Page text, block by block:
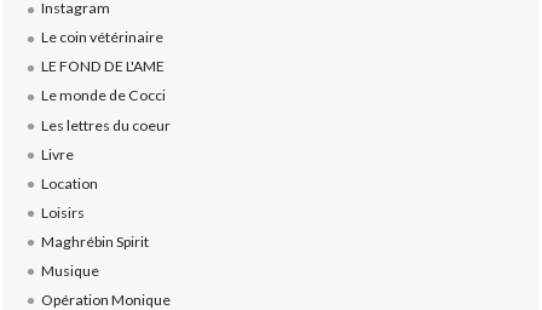
Instagram
Le coin vétérinaire
LE FOND DE L'AME
Le monde de Cocci
Les lettres du coeur
Livre
Location
Loisirs
Maghrébin Spirit
Musique
Opération Monique